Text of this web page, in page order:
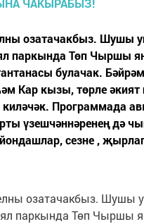
озатачакбыз. Шушы
ял паркында Төп Чыршы
булачак.
Кар кызы, төрле әкият
киләчәк. Программада
үзешчәннәренең дә
сезне ,
озатачакбыз. Шушы
ял паркында Төп Чыршы